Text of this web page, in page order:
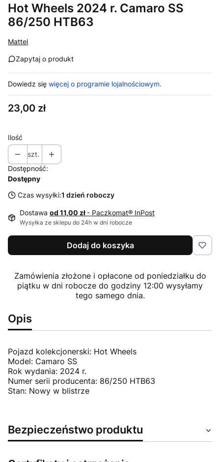
Hot Wheels 2024 r. Camaro SS
86/250 HTB63
Mattel
Zapytaj o produkt
Dowiedz się więcej o programie lojalnościowym.
Cena
23,00 zł
Ilość
szt.
Dostępność:
Dostępny
Czas wysyłki:1 dzień roboczy
Dostawa od 11,00 zł - Paczkomat® InPost
Wysyłka ze sklepu do 24h w dni robocze
Dodaj do koszyka
Zamówienia złożone i opłacone od poniedziałku do
piątku w dni robocze do godziny 12:00 wysyłamy
tego samego dnia.
Opis
Pojazd kolekcjonerski: Hot Wheels
Model: Camaro SS
Rok wydania: 2024 r.
Numer serii producenta: 86/250 HTB63
Stan: Nowy w blistrze
Bezpieczeństwo produktu